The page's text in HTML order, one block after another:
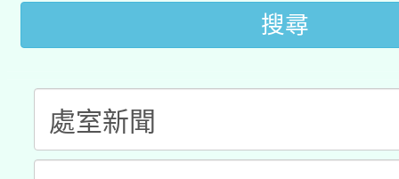
開 智慧啟航」搜尋